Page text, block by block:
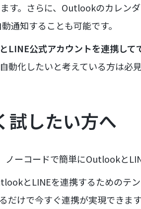
す。さらに、Outlookのカレン
通知することも可能です。
LINE公式アカウントを連携して
動化したいと考えている方は必見
試したい方へ
ノーコードで簡単にOutlookと
とLINEを連携するためのテ
だけで今すぐ連携が実現できます